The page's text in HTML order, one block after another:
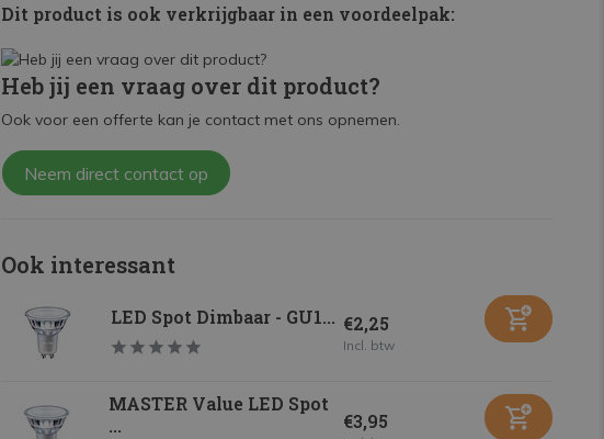
Dit product is ook verkrijgbaar in een voordeelpak:
Heb jij een vraag over dit product?
Ook voor een offerte kan je contact met ons opnemen.
Neem direct contact op
Ook interessant
LED Spot Dimbaar - GU1... €2,25
Incl. btw
MASTER Value LED Spot
...
€3,95